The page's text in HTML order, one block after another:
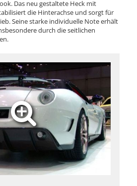
Das neu gestaltete Heck mit
die Hinterachse und sorgt für
Seine starke individuelle Note erhält
durch die seitlichen